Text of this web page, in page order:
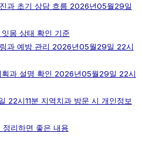
과 초기 상담 흐름 2026년05월29일
몸 상태 확인 기준
과 예방 관리 2026년05월29일 22시
획과 설명 확인 2026년05월29일 22시
22시11분 지역치과 방문 시 개인정보
정리하면 좋은 내용